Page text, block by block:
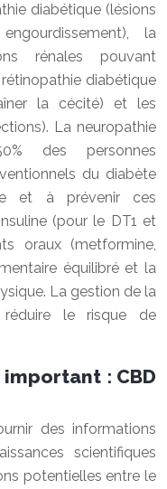
diabétique (lésions
la
rénales pouvant
rétinopathie diabétique
la cécité) et les
La neuropathie
des personnes
du diabète
et à prévenir ces
(pour le DT1 et
oraux (metformine,
équilibré et la
La gestion de la
le risque de
: CBD
des informations
scientifiques
potentielles entre le